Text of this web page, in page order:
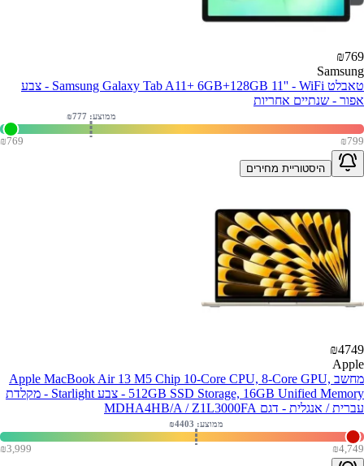
₪769
Samsung
טאבלט Samsung Galaxy Tab A11+ 6GB+128GB 11'' - WiFi - צבע
אפור - שנתיים אחריות
₪769 ₪799
ממוצע: ₪777
היסטוריית מחירים
₪4749
Apple
מחשב Apple MacBook Air 13 M5 Chip 10-Core CPU, 8-Core GPU,
512GB SSD Storage, 16GB Unified Memory - צבע Starlight - מקלדת
עברית / אנגלית - דגם MDHA4HB/A / Z1L3000FA
₪3,999 ₪4,749
ממוצע: ₪ 4403